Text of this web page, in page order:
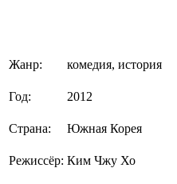
Жанр: комедия, история
Год: 2012
Страна: Южная Корея
Режиссёр: Ким Чжу Хо